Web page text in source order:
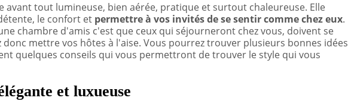
avant tout lumineuse, bien aérée, pratique et surtout chaleureuse. Elle
le confort et permettre à vos invités de se sentir comme chez eux.
chambre d'amis c'est que ceux qui séjourneront chez vous, doivent se
donc mettre vos hôtes à l'aise. Vous pourrez trouver plusieurs bonnes idées
quelques conseils qui vous permettront de trouver le style qui vous
et luxueuse